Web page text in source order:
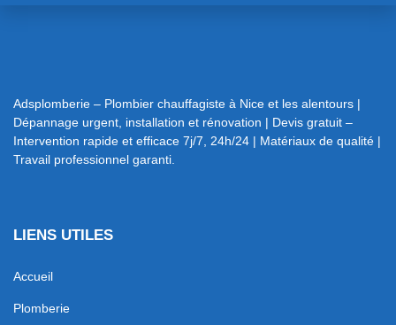
Adsplomberie – Plombier chauffagiste à Nice et les alentours |
Dépannage urgent, installation et rénovation | Devis gratuit –
Intervention rapide et efficace 7j/7, 24h/24 | Matériaux de qualité |
Travail professionnel garanti.
LIENS UTILES
Accueil
Plomberie